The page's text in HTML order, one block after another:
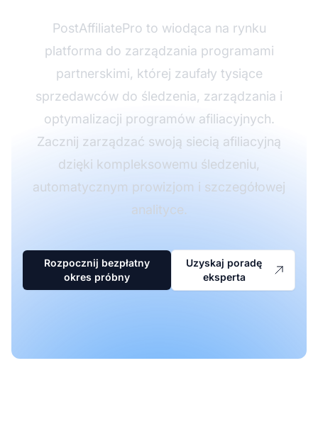
PostAffiliatePro to wiodąca na rynku
platforma do zarządzania programami
partnerskimi, której zaufały tysiące
sprzedawców do śledzenia, zarządzania i
optymalizacji programów afiliacyjnych.
Zacznij zarządzać swoją siecią afiliacyjną
dzięki kompleksowemu śledzeniu,
automatycznym prowizjom i szczegółowej
analityce.
Rozpocznij bezpłatny
okres próbny
Uzyskaj poradę
eksperta